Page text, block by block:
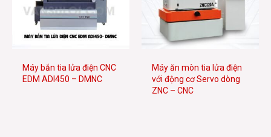
Máy bắn tia lửa điện CNC
EDM ADI450 – DMNC
Máy ăn mòn tia lửa điện
với động cơ Servo dòng
ZNC – CNC